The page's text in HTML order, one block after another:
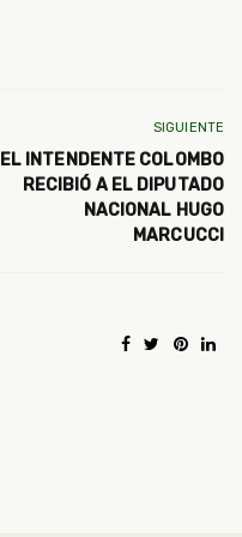
SIGUIENTE
EL INTENDENTE COLOMBO
RECIBIÓ A EL DIPUTADO
NACIONAL HUGO
MARCUCCI